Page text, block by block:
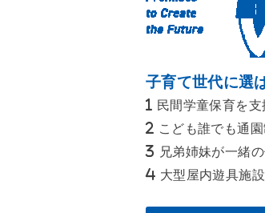
子育て世代に選
民間学童保育を支
こども誰でも通
兄弟姉妹が一緒
大型屋内遊具施